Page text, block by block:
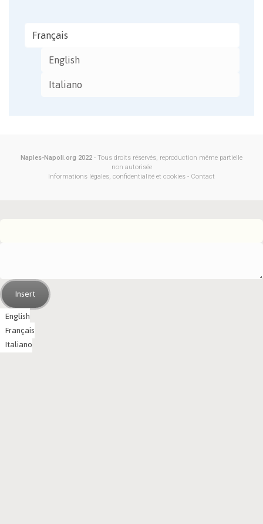
Français
English
Italiano
Naples-Napoli.org 2022 - Tous droits réservés, reproduction même partielle
non autorisée
Informations légales, confidentialité et cookies - Contact
Insert
English
Français
Italiano